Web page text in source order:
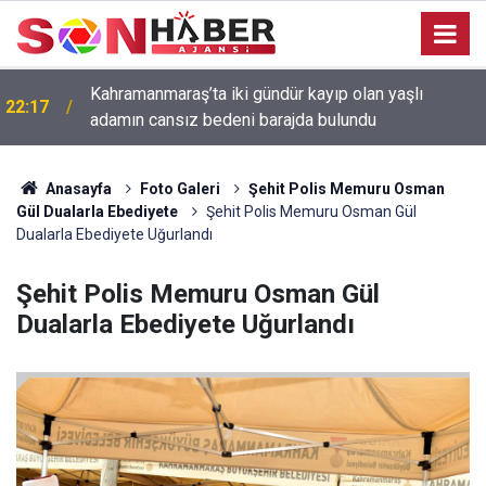
22:17
Kahramanmaraş’ta iki gündür kayıp olan yaşlı
adamın cansız bedeni barajda bulundu
Anasayfa Foto Galeri
Şehit Polis Memuru Osman
Gül Dualarla Ebediyete
Şehit Polis Memuru Osman Gül
Dualarla Ebediyete Uğurlandı
Şehit Polis Memuru Osman Gül
Dualarla Ebediyete Uğurlandı